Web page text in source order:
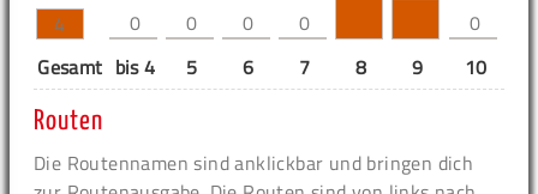
4 0 0 0 0
0
Gesamt bis 4 5 6 7 8 9 10
Routen
Die Routennamen sind anklickbar und bringen dich